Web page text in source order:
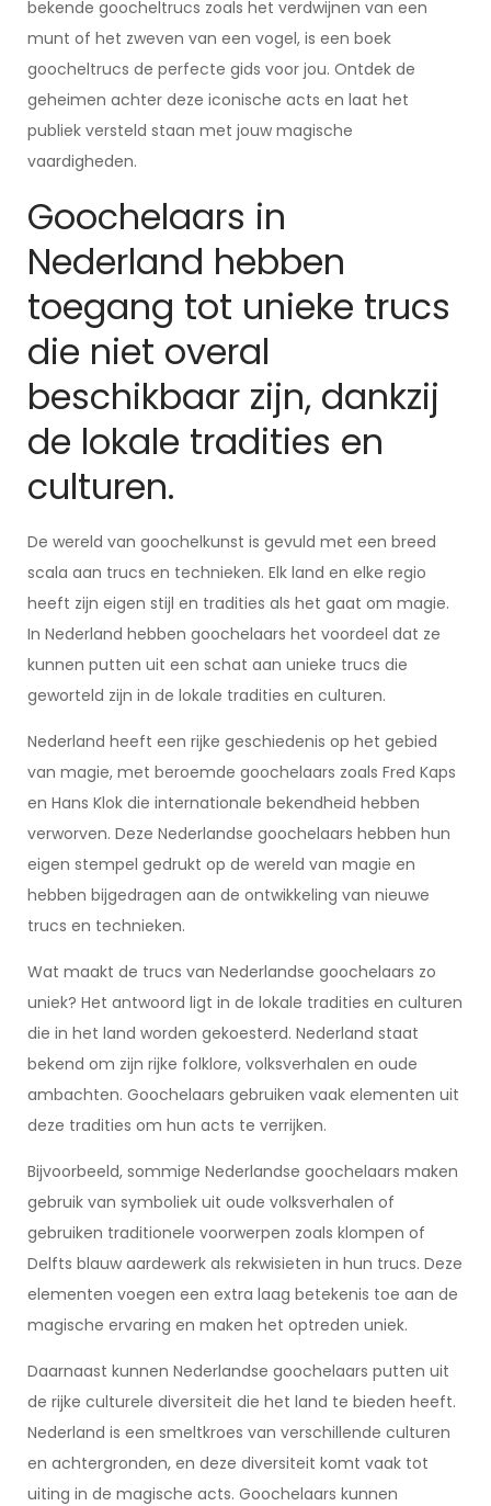
bekende goocheltrucs zoals het verdwijnen van een
munt of het zweven van een vogel, is een boek
goocheltrucs de perfecte gids voor jou. Ontdek de
geheimen achter deze iconische acts en laat het
publiek versteld staan met jouw magische
vaardigheden.
Goochelaars in
Nederland hebben
toegang tot unieke trucs
die niet overal
beschikbaar zijn, dankzij
de lokale tradities en
culturen.
De wereld van goochelkunst is gevuld met een breed
scala aan trucs en technieken. Elk land en elke regio
heeft zijn eigen stijl en tradities als het gaat om magie.
In Nederland hebben goochelaars het voordeel dat ze
kunnen putten uit een schat aan unieke trucs die
geworteld zijn in de lokale tradities en culturen.
Nederland heeft een rijke geschiedenis op het gebied
van magie, met beroemde goochelaars zoals Fred Kaps
en Hans Klok die internationale bekendheid hebben
verworven. Deze Nederlandse goochelaars hebben hun
eigen stempel gedrukt op de wereld van magie en
hebben bijgedragen aan de ontwikkeling van nieuwe
trucs en technieken.
Wat maakt de trucs van Nederlandse goochelaars zo
uniek? Het antwoord ligt in de lokale tradities en culturen
die in het land worden gekoesterd. Nederland staat
bekend om zijn rijke folklore, volksverhalen en oude
ambachten. Goochelaars gebruiken vaak elementen uit
deze tradities om hun acts te verrijken.
Bijvoorbeeld, sommige Nederlandse goochelaars maken
gebruik van symboliek uit oude volksverhalen of
gebruiken traditionele voorwerpen zoals klompen of
Delfts blauw aardewerk als rekwisieten in hun trucs. Deze
elementen voegen een extra laag betekenis toe aan de
magische ervaring en maken het optreden uniek.
Daarnaast kunnen Nederlandse goochelaars putten uit
de rijke culturele diversiteit die het land te bieden heeft.
Nederland is een smeltkroes van verschillende culturen
en achtergronden, en deze diversiteit komt vaak tot
uiting in de magische acts. Goochelaars kunnen